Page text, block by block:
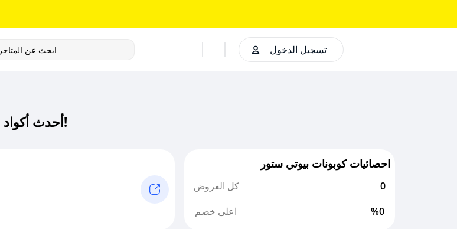
ابحث عن المتاجر تسجيل الدخول
أحدث أكواد خصم بيوتي ستور كود خصم حصري لـ بيوتي ستور الآن!
احصائيات كوبونات بيوتي ستور
كل العروض
0
اعلى خصم
%0